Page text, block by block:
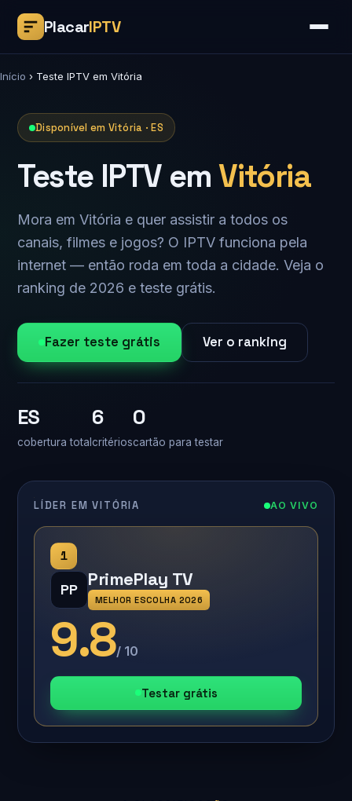
PlacarIPTV
Início › Teste IPTV em Vitória
Disponível em Vitória · ES
Teste IPTV emVitória
Mora em Vitória e quer assistir a todos os
canais, filmes e jogos? O IPTV funciona pela
internet — então roda em toda a cidade. Veja o
ranking de 2026 e teste grátis.
Fazer teste grátis Ver o ranking
ES
cobertura total
6
critérios
0
cartão para testar
LÍDER EM VITÓRIA AO VIVO
1
PP PrimePlay TV
MELHOR ESCOLHA 2026
9.8/ 10
Testar grátis